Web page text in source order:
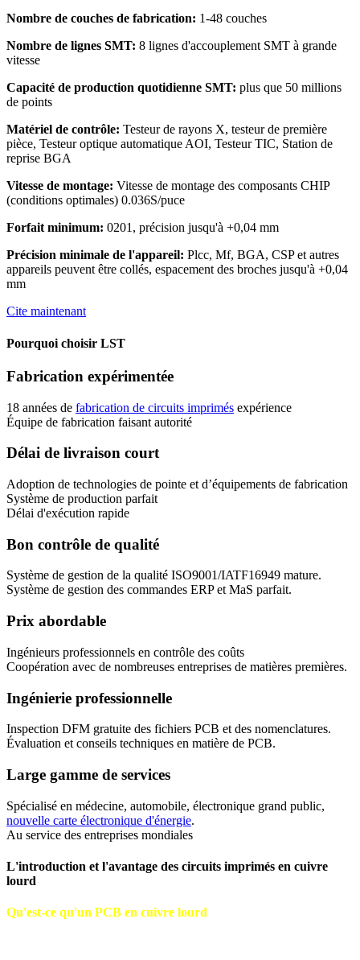
Nombre de couches de fabrication: 1-48 couches
Nombre de lignes SMT: 8 lignes d'accouplement SMT à grande
vitesse
Capacité de production quotidienne SMT: plus que 50 millions
de points
Matériel de contrôle: Testeur de rayons X, testeur de première
pièce, Testeur optique automatique AOI, Testeur TIC, Station de
reprise BGA
Vitesse de montage: Vitesse de montage des composants CHIP
(conditions optimales) 0.036S/puce
Forfait minimum: 0201, précision jusqu'à +0,04 mm
Précision minimale de l'appareil: Plcc, Mf, BGA, CSP et autres
appareils peuvent être collés, espacement des broches jusqu'à +0,04
mm
Cite maintenant
Pourquoi choisir LST
Fabrication expérimentée
18 années de fabrication de circuits imprimés expérience
Équipe de fabrication faisant autorité
Délai de livraison court
Adoption de technologies de pointe et d’équipements de fabrication
Système de production parfait
Délai d'exécution rapide
Bon contrôle de qualité
Système de gestion de la qualité ISO9001/IATF16949 mature.
Système de gestion des commandes ERP et MaS parfait.
Prix ​​abordable
Ingénieurs professionnels en contrôle des coûts
Coopération avec de nombreuses entreprises de matières premières.
Ingénierie professionnelle
Inspection DFM gratuite des fichiers PCB et des nomenclatures.
Évaluation et conseils techniques en matière de PCB.
Large gamme de services
Spécialisé en médecine, automobile, électronique grand public,
nouvelle carte électronique d'énergie.
Au service des entreprises mondiales
L'introduction et l'avantage des circuits imprimés en cuivre
lourd
Qu'est-ce qu'un PCB en cuivre lourd